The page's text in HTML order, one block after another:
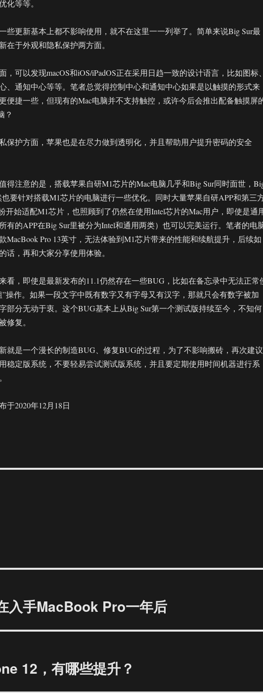
化等等。
些更新基本上都不影响使用，就不在这里一一列举了。简单来说Big Sur最
在于外观和隐私保护两方面。
，可以发现macOS和iOS/iPadOS正在采用日趋一致的设计语言，比如图标、
、通知中心等等。笔者总觉得控制中心和通知中心如果是以触摸的形式来
便捷一些，但现有的Mac电脑并不支持触控，或许今后会推出配备触摸屏
？
保护方面，苹果也是在尽力做到透明化，并且帮助用户提升密码的安全
得注意的是，搭载苹果自研M1芯片的Mac电脑几乎和Big Sur同时面世，
也要针对搭载M1芯片的电脑进行一些优化。同时大量苹果自研APP和第三
开始适配M1芯片，也照顾到了仍然在使用Intel芯片的Mac用户，即使是通
有的APP在Big Sur里被分为Intel和通用两类）也可以完美运行。笔者的电
MacBook Pro 13英寸，无法体验到M1芯片带来的性能和续航提升，后续如
话，再和大家分享使用体验。
看，即使是最新发布的11.1仍然存在一些BUG，比如在备忘录中无法正常
”操作。如果一段文字中既有数字又有字母又有汉字，那就只会有数字被加
部分无动于衷。这个BUG基本上从Big Sur第一个测试版持续至今，不知何
修复。
就是一个漫长的制造BUG、修复BUG的过程，为了不影响搬砖，再次建议
稳定版系统，不要轻易尝试测试版系统，并且要定期使用时间机器进行系
于2020年12月18日
入手MacBook Pro一年后
12，有哪些提升？